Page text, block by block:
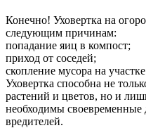
Конечно! Уховертка на
следующим причинам:
попадание яиц в компост;
приход от соседей;
скопление мусора на
Уховертка способна не
растений и цветов, но и
необходимы
вредителей.